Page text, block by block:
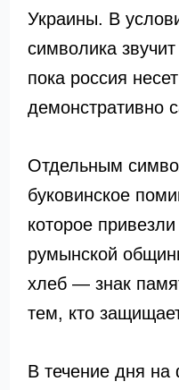
Украины. В
символика
пока россия
демонстративно
Отдельным
буковинское
которое
румынской
хлеб — знак
тем, кто
В течение дня